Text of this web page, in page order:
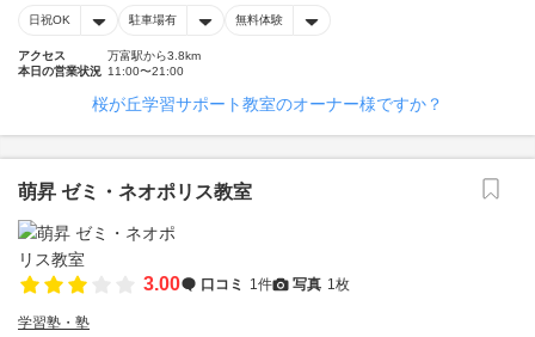
日祝OK 駐車場有 無料体験
アクセス
万富駅から3.8km
本日の営業状況 11:00〜21:00
桜が丘学習サポート教室のオーナー様ですか？
萌昇 ゼミ・ネオポリス教室
3.00 口コミ 1件 写真 1枚
学習塾・塾